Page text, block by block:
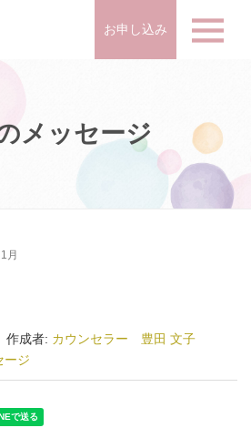
お申し込み
メッセージ
1月
作成者: カウンセラー 豊田 文子
ージ